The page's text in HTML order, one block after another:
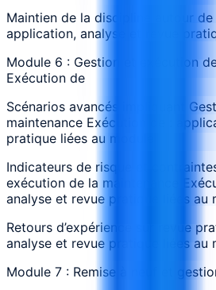
Maintien de la discipline autour
application, analyse et revue
Module 6 : Gestion et exécution
Exécution de
Scénarios avancés impliquant
maintenance Exécution de :
pratique liées au module
Indicateurs de risque et
exécution de la maintenance
analyse et revue pratique liées au
Retours d’expérience sur revue
analyse et revue pratique liées au
Module 7 : Remise à neuf et